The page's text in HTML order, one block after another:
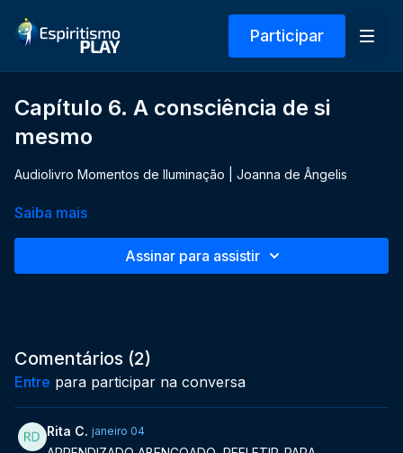
Participar
Capítulo 6. A consciência de si
mesmo
Audiolivro Momentos de Iluminação | Joanna de Ângelis
Saiba mais
Assinar para assistir
Comentários (2)
Entre para participar na conversa
Rita C. janeiro 04